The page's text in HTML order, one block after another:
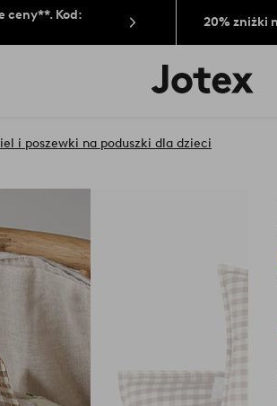
ceny**. Kod:
20% zniżki
Logo
Jotex
na
pierwszą
i poszewki na poduszki dla dzieci